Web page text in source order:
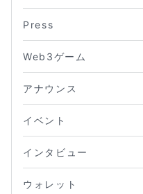
Press
Web3ゲーム
アナウンス
イベント
インタビュー
ウォレット